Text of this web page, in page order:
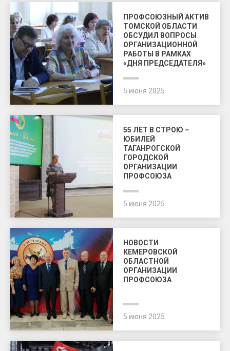
ПРОФСОЮЗНЫЙ АКТИВ
ТОМСКОЙ ОБЛАСТИ
ОБСУДИЛ ВОПРОСЫ
ОРГАНИЗАЦИОННОЙ
РАБОТЫ В РАМКАХ
«ДНЯ ПРЕДСЕДАТЕЛЯ»
5 июня 2025
55 ЛЕТ В СТРОЮ –
ЮБИЛЕЙ
ТАГАНРОГСКОЙ
ГОРОДСКОЙ
ОРГАНИЗАЦИИ
ПРОФСОЮЗА
5 июня 2025
НОВОСТИ
КЕМЕРОВСКОЙ
ОБЛАСТНОЙ
ОРГАНИЗАЦИИ
ПРОФСОЮЗА
5 июня 2025